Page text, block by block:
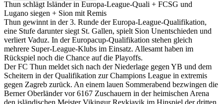
Thun schlägt Isländer in Europa-League-Quali + FCSG und
Lugano siegen + Sion mit Remis
Thun gewinnt in der 3. Runde der Europa-League-Qualifikation,
eine Stufe darunter siegt St. Gallen, spielt Sion Unentschieden und
verliert Vaduz. In der Europacup-Qualifikation stehen gleich
mehrere Super-League-Klubs im Einsatz. Allesamt haben im
Rückspiel noch die Chance auf die Playoffs.
Der FC Thun meldet sich nach der Niederlage gegen YB und dem
Scheitern in der Qualifikation zur Champions League in extremis
gegen Zagreb zurück. An einem lauen Sommerabend bezwingen die
Berner Oberländer vor 6167 Zuschauern in der heimischen Arena
den isländischen Meister Vikingur Reykjavik im Hinspiel der dritten